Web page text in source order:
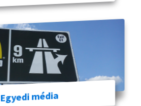
Egyedi média